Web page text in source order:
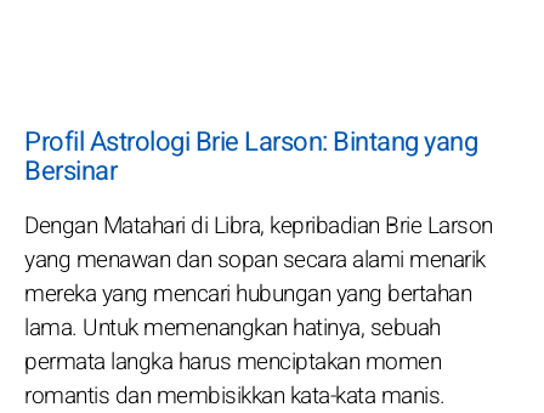
Profil Astrologi Brie Larson: Bintang yang
Bersinar
Dengan Matahari di Libra, kepribadian Brie Larson
yang menawan dan sopan secara alami menarik
mereka yang mencari hubungan yang bertahan
lama. Untuk memenangkan hatinya, sebuah
permata langka harus menciptakan momen
romantis dan membisikkan kata-kata manis.